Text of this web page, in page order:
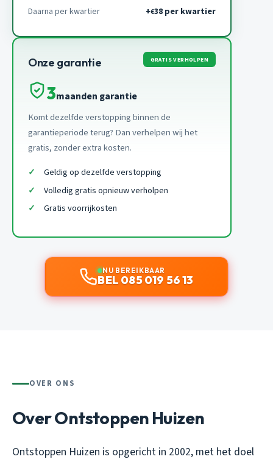
Daarna per kwartier +€38 per kwartier
Onze garantie GRATIS VERHOLPEN
3maanden garantie
Komt dezelfde verstopping binnen de
garantieperiode terug? Dan verhelpen wij het
gratis, zonder extra kosten.
Geldig op dezelfde verstopping
Volledig gratis opnieuw verholpen
Gratis voorrijkosten
NU BEREIKBAAR
BEL 085 019 56 13
OVER ONS
Over Ontstoppen Huizen
Ontstoppen Huizen is opgericht in 2002, met het doel